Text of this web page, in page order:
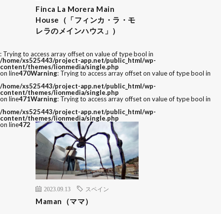
Finca La Morera Main
House（「フィンカ・ラ・モ
レラのメインハウス」）
: Trying to access array offset on value of type bool in
/home/xs525443/project-app.net/public_html/wp-
content/themes/lionmedia/single.php
on line470Warning: Trying to access array offset on value of type bool in
/home/xs525443/project-app.net/public_html/wp-
content/themes/lionmedia/single.php
on line471Warning: Trying to access array offset on value of type bool in
/home/xs525443/project-app.net/public_html/wp-
content/themes/lionmedia/single.php
on line472
2023.09.13 スペイン
Maman（ママ）